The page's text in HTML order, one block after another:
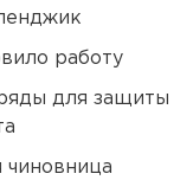
работу
для защиты
чиновница